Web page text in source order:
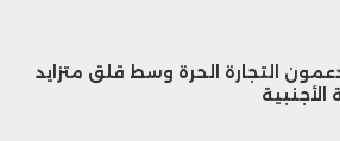
يدعمون التجارة الحرة وسط قلق متزايد